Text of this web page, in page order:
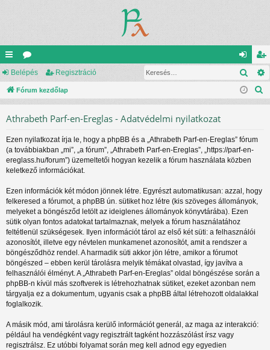
yo
rs
k
ór
u
el
ép
eg
is
Belépés Regisztráció
Fórum kezdőlap
Athrabeth Parf-en-Ereglas - Adatvédelmi nyilatkozat
Ezen nyilatkozat írja le, hogy a phpBB és a „Athrabeth Parf-en-Ereglas” fórum
(a továbbiakban „mi”, „a fórum”, „Athrabeth Parf-en-Ereglas”, „https://parf-en-
ereglass.hu/forum”) üzemeltetői hogyan kezelik a fórum használata közben
keletkező információkat.
Ezen információk két módon jönnek létre. Egyrészt automatikusan: azzal, hogy
felkeresed a fórumot, a phpBB ún. sütiket hoz létre (kis szöveges állományok,
melyeket a böngésződ letölt az ideiglenes állományok könyvtárába). Ezen
sütik olyan fontos adatokat tartalmaznak, melyek a fórum használatához
feltétlenül szükségesek. Ilyen információt tárol az első két süti: a felhasználói
azonosítót, illetve egy névtelen munkamenet azonosítót, amit a rendszer a
böngésződhöz rendel. A harmadik süti akkor jön létre, amikor a fórumot
böngészed – ebben kerül tárolásra melyik témákat olvastad, így javítva a
felhasználói élményt. A „Athrabeth Parf-en-Ereglas” oldal böngészése során a
phpBB-n kívül más szoftverek is létrehozhatnak sütiket, ezeket azonban nem
tárgyalja ez a dokumentum, ugyanis csak a phpBB által létrehozott oldalakkal
foglalkozik.
A másik mód, ami tárolásra kerülő információt generál, az maga az interakció:
például ha vendégként vagy regisztrált tagként hozzászólást írsz vagy
regisztrálsz. Ez utóbbi folyamat során meg kell adnod egy egyedien